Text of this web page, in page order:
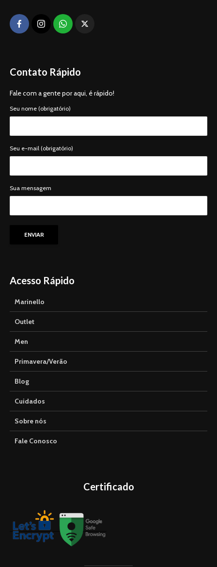
Contato Rápido
Fale com a gente por aqui, é rápido!
Seu nome (obrigatório)
Seu e-mail (obrigatório)
Sua mensagem
Acesso Rápido
Marinello
Outlet
Men
Primavera/Verão
Blog
Cuidados
Sobre nós
Fale Conosco
Certificado